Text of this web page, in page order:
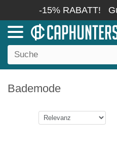
-15% RABATT!
Bademode